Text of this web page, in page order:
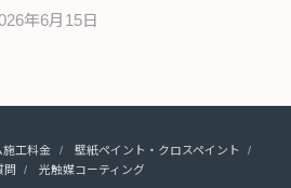
年6月15日
施工料金
壁紙ペイント・クロスペイント
問
光触媒コーティング